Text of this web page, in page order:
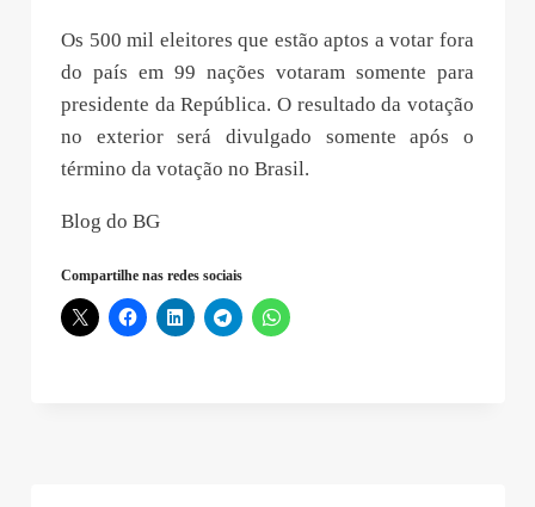
Os 500 mil eleitores que estão aptos a votar fora
do país em 99 nações votaram somente para
presidente da República. O resultado da votação
no exterior será divulgado somente após o
término da votação no Brasil.
Blog do BG
Compartilhe nas redes sociais